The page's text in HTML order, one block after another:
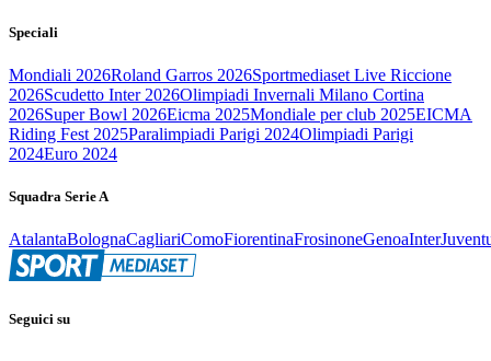
Speciali
Mondiali 2026Roland Garros 2026Sportmediaset Live Riccione
2026Scudetto Inter 2026Olimpiadi Invernali Milano Cortina
2026Super Bowl 2026Eicma 2025Mondiale per club 2025EICMA
Riding Fest 2025Paralimpiadi Parigi 2024Olimpiadi Parigi
2024Euro 2024
Squadra Serie A
AtalantaBolognaCagliariComoFiorentinaFrosinoneGenoaInter
Seguici su